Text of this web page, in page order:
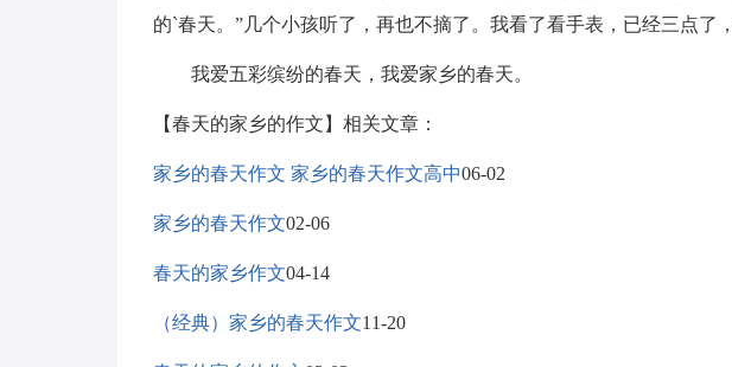
的`春天。”几个小孩听了，再也不摘了。我看了看手表，已经三点了
我爱五彩缤纷的春天，我爱家乡的春天。
【春天的家乡的作文】相关文章：
家乡的春天作文 家乡的春天作文高中06-02
家乡的春天作文02-06
春天的家乡作文04-14
（经典）家乡的春天作文11-20